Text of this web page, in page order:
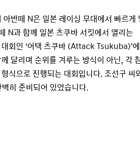
반떼 N은 일본 레이싱 무대에서 빠르게
N과 함께 일본 츠쿠바 서킷에서 열리는
회인 ‘어택 츠쿠바 (Attack Tsukuba)’에
달리며 순위를 겨루는 방식이 아닌, 각
식으로 진행되는 대회입니다. 조선구 씨
히 준비되어 있었습니다.